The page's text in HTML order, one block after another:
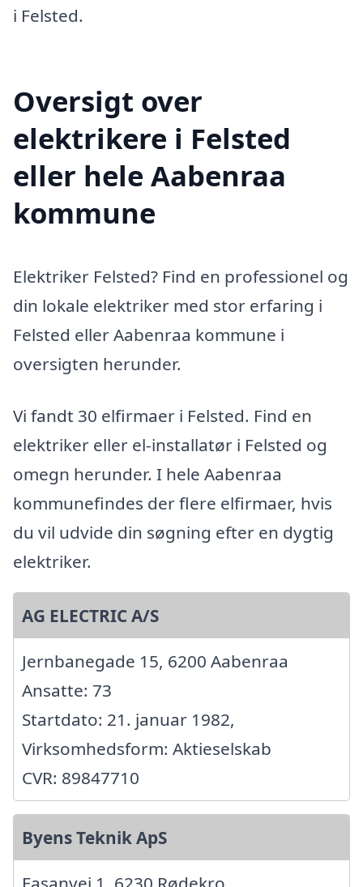
i Felsted.
Oversigt over
elektrikere i Felsted
eller hele Aabenraa
kommune
Elektriker Felsted? Find en professionel og
din lokale elektriker med stor erfaring i
Felsted eller Aabenraa kommune i
oversigten herunder.
Vi fandt 30 elfirmaer i Felsted. Find en
elektriker eller el-installatør i Felsted og
omegn herunder. I hele Aabenraa
kommunefindes der flere elfirmaer, hvis
du vil udvide din søgning efter en dygtig
elektriker.
AG ELECTRIC A/S
Jernbanegade 15, 6200 Aabenraa
Ansatte: 73
Startdato: 21. januar 1982,
Virksomhedsform: Aktieselskab
CVR: 89847710
Byens Teknik ApS